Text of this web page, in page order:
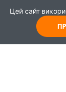
Цей сайт